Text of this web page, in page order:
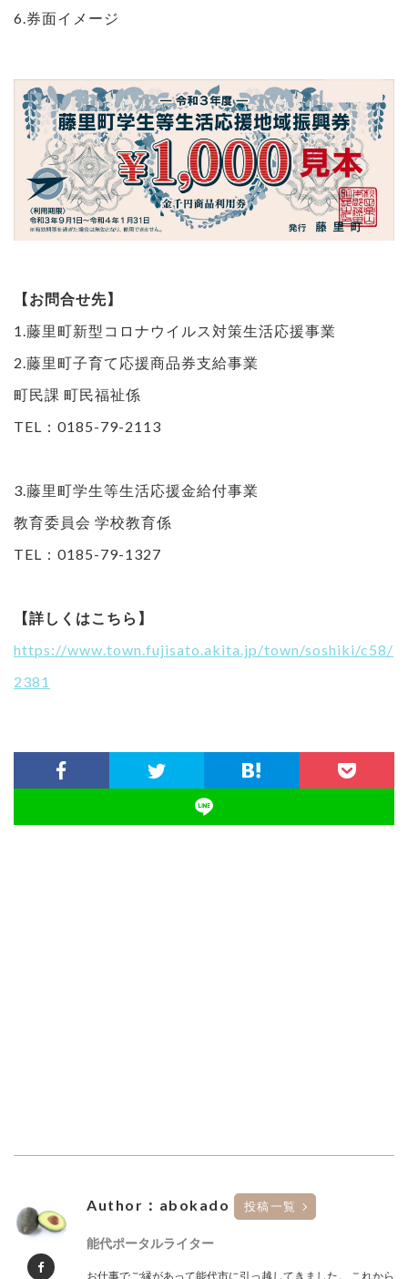
6.券面イメージ
【お問合せ先】
1.藤里町新型コロナウイルス対策生活応援事業
2.藤里町子育て応援商品券支給事業
町民課 町民福祉係
TEL：0185-79-2113
3.藤里町学生等生活応援金給付事業
教育委員会 学校教育係
TEL：0185-79-1327
【詳しくはこちら】
https://www.town.fujisato.akita.jp/town/soshiki/c58/
2381
Author：abokado 投稿一覧
能代ポータルライター
お仕事でご縁があって能代市に引っ越してきました。 これから